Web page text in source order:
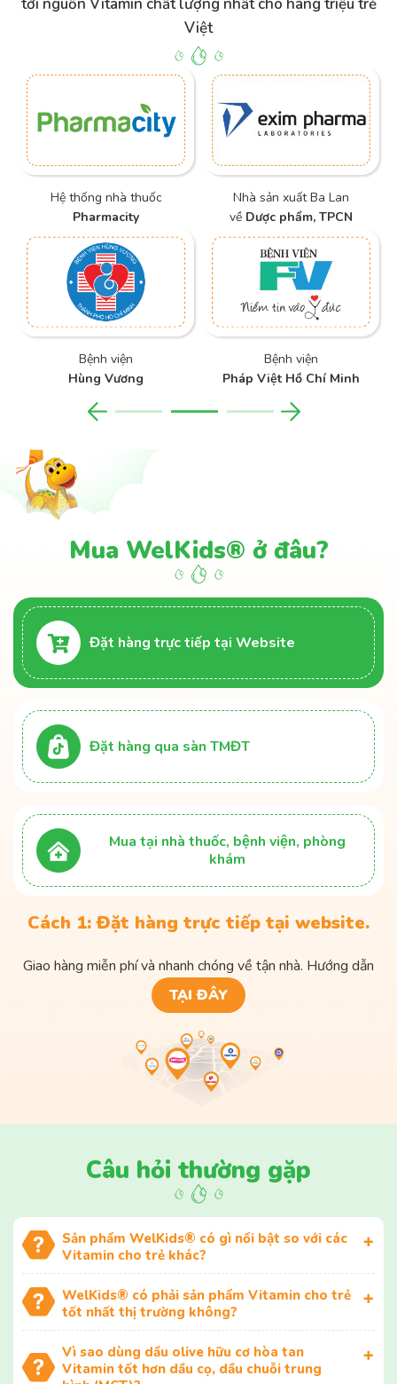
Việt
Nhà sản xuất Ba Lan
vềDược phẩm, TPCN
Bệnh viện
Pháp Việt Hồ Chí Minh
Bệnh viện
Phụ sản Quốc tế Sài Gòn
Bệnh viện
Quân Y 7A
Mua WelKids® ở đâu?
khám
TẠI ĐÂY
Câu hỏi thường gặp
Sản phẩm WelKids® có gì nổi bật so với các
Vitamin cho trẻ khác?
WelKids® có phải sản phẩm Vitamin cho trẻ
tốt nhất thị trường không?
Vì sao dùng dầu olive hữu cơ hòa tan
Vitamin tốt hơn dầu cọ, dầu chuỗi trung
bình (MCT)?